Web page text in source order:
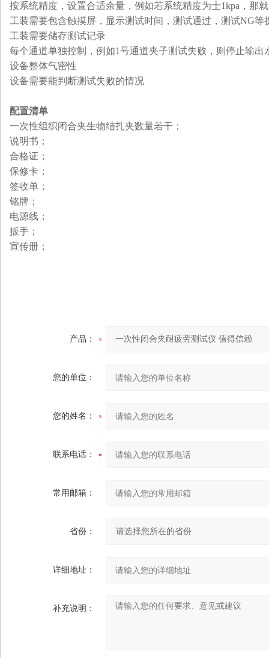
按系统精度，设置合适余量，例如若系统精度为士1kpa，那
工装需要包含触摸屏，显示测试时间，测试通过，测试NG
工装需要储存测试记录
每个通道单独控制，例如1号通道夹子测试失败，则停止输出
设备整体气密性
设备需要能判断测试失败的情况
配置清单
一次性组织闭合夹生物结扎夹数量若干；
说明书；
合格证；
保修卡；
签收单；
铭牌；
电源线；
扳手；
宣传册；
产品：
您的单位：
您的姓名：
联系电话：
常用邮箱：
省份：
详细地址：
补充说明：